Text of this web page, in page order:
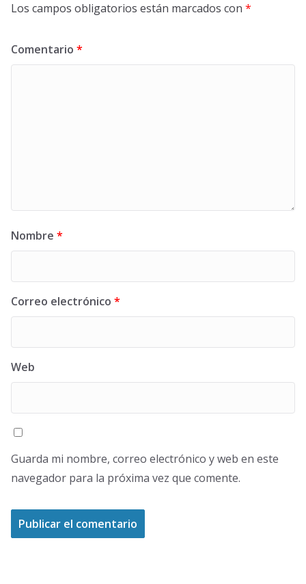
Los campos obligatorios están marcados con *
Comentario *
Nombre *
Correo electrónico *
Web
Guarda mi nombre, correo electrónico y web en este
navegador para la próxima vez que comente.